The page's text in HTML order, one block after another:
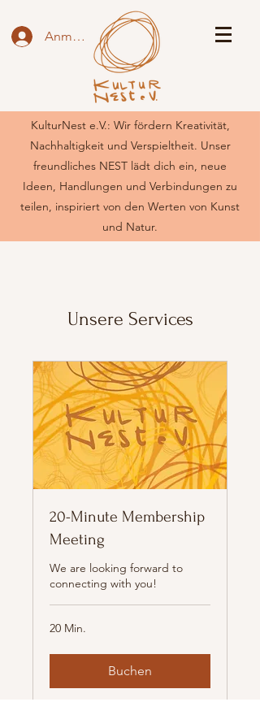
Anmelden
KulturNest e.V.: Wir fördern Kreativität,
Nachhaltigkeit und Verspieltheit. Unser
freundliches NEST lädt dich ein, neue
Ideen, Handlungen und Verbindungen zu
teilen, inspiriert von den Werten von Kunst
und Natur.
Unsere Services
20-Minute Membership
Meeting
We are looking forward to
connecting with you!
20 Min.
Buchen